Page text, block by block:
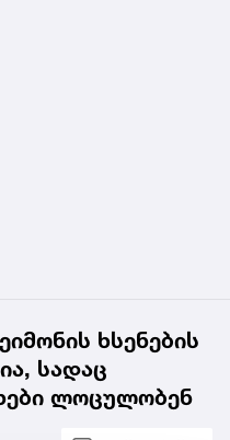
ხსენების
სადაც
ლოცულობენ